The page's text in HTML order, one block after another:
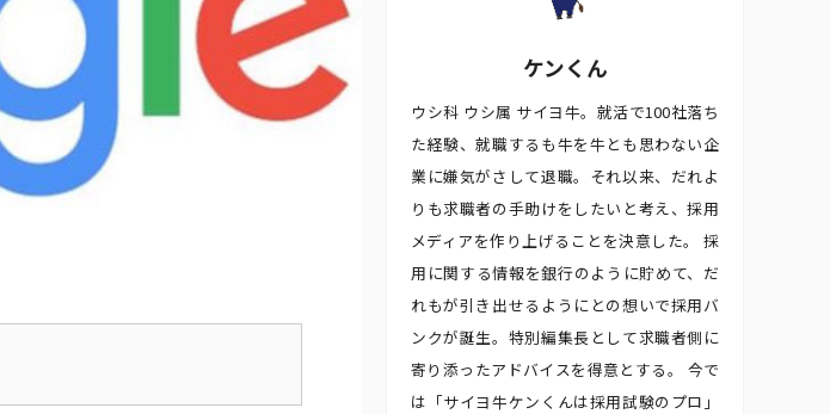
ケンくん
ウシ科 ウシ属 サイヨ牛。就活で100社落ち
た経験、就職するも牛を牛とも思わない企
業に嫌気がさして退職。それ以来、だれよ
りも求職者の手助けをしたいと考え、採用
メディアを作り上げることを決意した。 採
用に関する情報を銀行のように貯めて、だ
れもが引き出せるようにとの想いで採用バ
ンクが誕生。特別編集長として求職者側に
寄り添ったアドバイスを得意とする。 今で
は「サイヨ牛ケンくんは採用試験のプロ」